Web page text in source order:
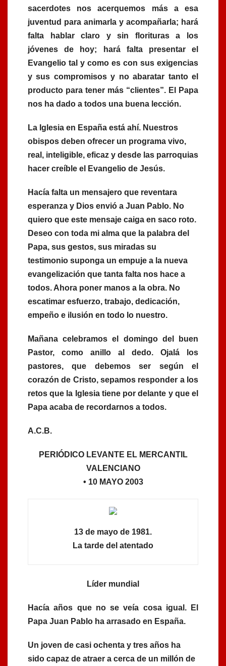
sacerdotes nos acerquemos más a esa
juventud para animarla y acompañarla; hará
falta hablar claro y sin florituras a los
jóvenes de hoy; hará falta presentar el
Evangelio tal y como es con sus exigencias
y sus compromisos y no abaratar tanto el
producto para tener más “clientes”. El Papa
nos ha dado a todos una buena lección.
La Iglesia en España está ahí. Nuestros
obispos deben ofrecer un programa vivo,
real, inteligible, eficaz y desde las parroquias
hacer creíble el Evangelio de Jesús.
Hacía falta un mensajero que reventara
esperanza y Dios envió a Juan Pablo. No
quiero que este mensaje caiga en saco roto.
Deseo con toda mi alma que la palabra del
Papa, sus gestos, sus miradas su
testimonio suponga un empuje a la nueva
evangelización que tanta falta nos hace a
todos. Ahora poner manos a la obra. No
escatimar esfuerzo, trabajo, dedicación,
empeño e ilusión en todo lo nuestro.
Mañana celebramos el domingo del buen
Pastor, como anillo al dedo. Ojalá los
pastores, que debemos ser según el
corazón de Cristo, sepamos responder a los
retos que la Iglesia tiene por delante y que el
Papa acaba de recordarnos a todos.
A.C.B.
PERIÓDICO LEVANTE EL MERCANTIL
VALENCIANO
• 10 MAYO 2003
13 de mayo de 1981.
La tarde del atentado
Líder mundial
Hacía años que no se veía cosa igual. El
Papa Juan Pablo ha arrasado en España.
Un joven de casi ochenta y tres años ha
sido capaz de atraer a cerca de un millón de